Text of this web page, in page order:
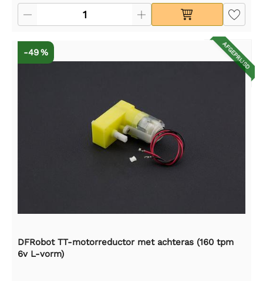
AFGEPRIJSD
-49 %
DFRobot TT-motorreductor met achteras (160 tpm
6v L-vorm)